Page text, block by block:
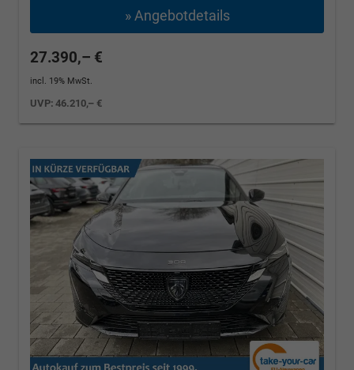
» Angebotdetails
27.390,– €
incl. 19% MwSt.
UVP:46.210,– €